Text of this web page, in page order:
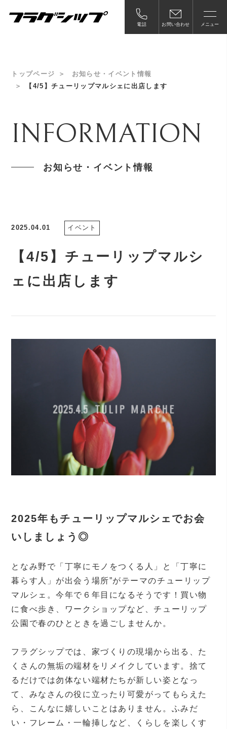
電話 お問い合わせ メニュー
トップページ
お知らせ・イベント情報
【4/5】チューリップマルシェに出店します
INFORMATION
お知らせ・イベント情報
2025.04.01 イベント
【4/5】チューリップマルシ
ェに出店します
2025年もチューリップマルシェでお会
いしましょう◎
となみ野で「丁寧にモノをつくる人」と「丁寧に
暮らす人」が出会う場所”がテーマのチューリップ
マルシェ。今年で６年目になるそうです！買い物
に食べ歩き、ワークショップなど、チューリップ
公園で春のひとときを過ごしませんか。
フラグシップでは、家づくりの現場から出る、た
くさんの無垢の端材をリメイクしています。捨て
るだけでは勿体ない端材たちが新しい姿となっ
て、みなさんの役に立ったり可愛がってもらえた
ら、こんなに嬉しいことはありません。ふみだ
い・フレーム・一輪挿しなど、くらしを楽しくす